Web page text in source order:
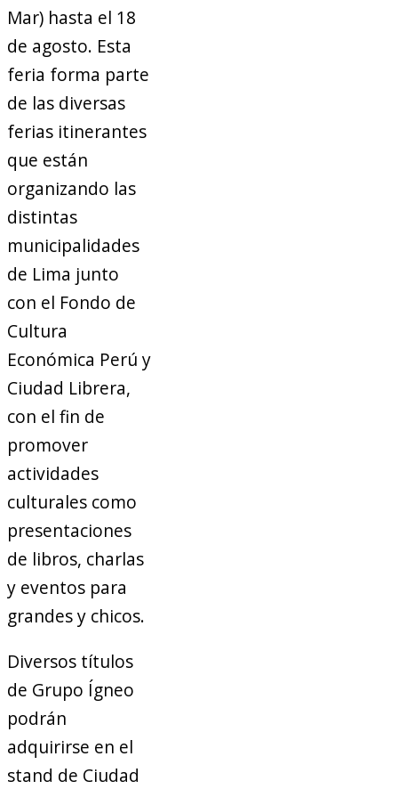
Mar) hasta el 18
de agosto. Esta
feria forma parte
de las diversas
ferias itinerantes
que están
organizando las
distintas
municipalidades
de Lima junto
con el Fondo de
Cultura
Económica Perú y
Ciudad Librera,
con el fin de
promover
actividades
culturales como
presentaciones
de libros, charlas
y eventos para
grandes y chicos.
Diversos títulos
de Grupo Ígneo
podrán
adquirirse en el
stand de Ciudad